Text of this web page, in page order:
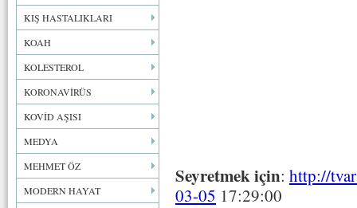
KIŞ HASTALIKLARI
KOAH
KOLESTEROL
KORONAVİRÜS
KOVİD AŞISI
MEDYA
MEHMET ÖZ
MODERN HAYAT
Seyretmek için: http://
03-05 17:29:00